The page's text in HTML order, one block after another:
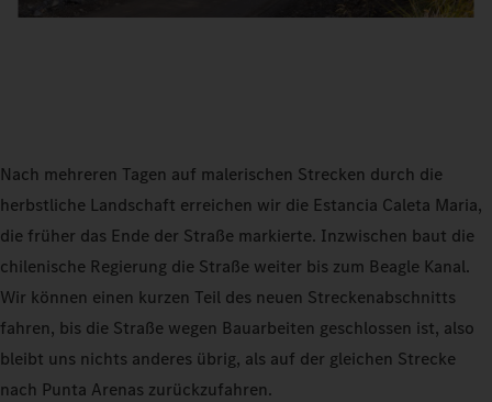
Nach mehreren Tagen auf malerischen Strecken durch die
herbstliche Landschaft erreichen wir die Estancia Caleta Maria,
die früher das Ende der Straße markierte. Inzwischen baut die
chilenische Regierung die Straße weiter bis zum Beagle Kanal.
Wir können einen kurzen Teil des neuen Streckenabschnitts
fahren, bis die Straße wegen Bauarbeiten geschlossen ist, also
bleibt uns nichts anderes übrig, als auf der gleichen Strecke
nach Punta Arenas zurückzufahren.